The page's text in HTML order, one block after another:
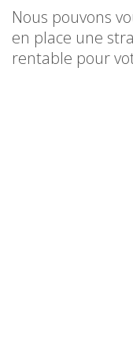
Nous pouvons
en place une
rentable pour